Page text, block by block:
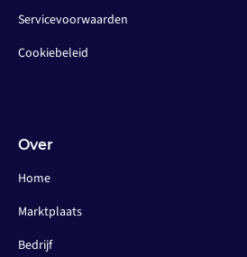
Servicevoorwaarden
Cookiebeleid
Over
Home
Marktplaats
Bedrijf